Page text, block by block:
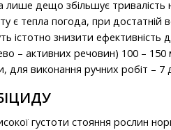
дещо збільшує тривалість
тепла погода, при достатній
істотно знизити ефективність
– активних речовин) 100 – 150
виконання ручних робіт – 7
густоти стояння рослин